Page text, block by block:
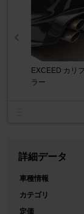
EXCEED カリ
ラー
詳細データ
車種情報
カテゴリ
定価